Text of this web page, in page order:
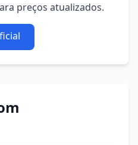
preços atualizados.